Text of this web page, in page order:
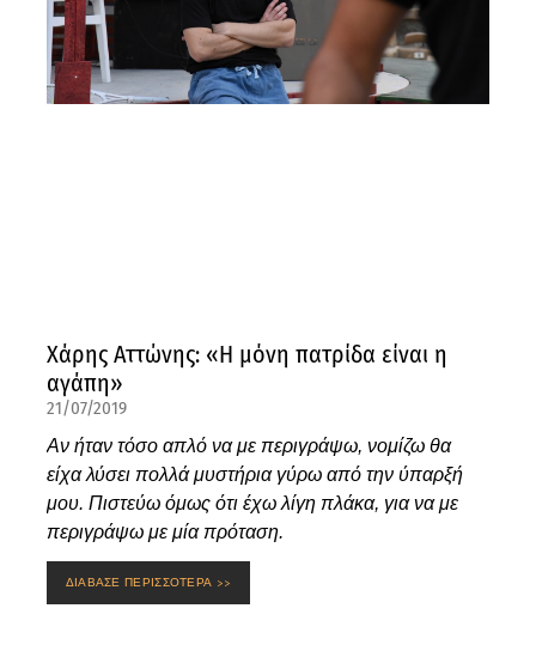
Χάρης Αττώνης: «Η μόνη πατρίδα είναι η
αγάπη»
21/07/2019
Αν ήταν τόσο απλό να με περιγράψω, νομίζω θα
είχα λύσει πολλά μυστήρια γύρω από την ύπαρξή
μου. Πιστεύω όμως ότι έχω λίγη πλάκα, για να με
περιγράψω με μία πρόταση.
ΔΙΑΒΑΣΕ ΠΕΡΙΣΣΟΤΕΡΑ >>